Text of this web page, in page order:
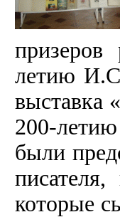
призеров
летию
выставка
200-
были
которые